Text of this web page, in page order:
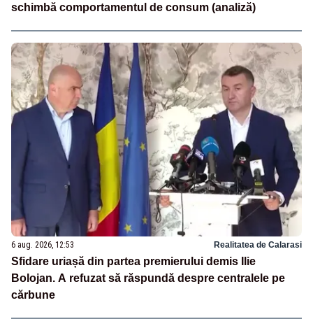
schimbă comportamentul de consum (analiză)
6 aug. 2026, 12:53 Realitatea de Calarasi
Sfidare uriașă din partea premierului demis Ilie
Bolojan. A refuzat să răspundă despre centralele pe
cărbune